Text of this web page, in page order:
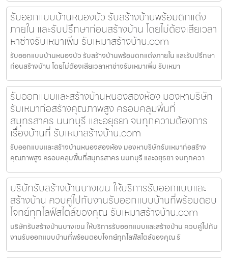
รับออกแบบบ้านหนองบัว รับสร้างบ้านพร้อมตกแต่ง
ภายใน และรับปรึกษาก่อนสร้างบ้าน โดยไม่ต้องเสียเวลา
หาช่างรับเหมาเพิ่ม รับเหมาสร้างบ้าน.com
รับออกแบบบ้านหนองบัว รับสร้างบ้านพร้อมตกแต่งภายใน และรับปรึกษา
ก่อนสร้างบ้าน โดยไม่ต้องเสียเวลาหาช่างรับเหมาเพิ่ม รับเหมา
รับออกแบบและสร้างบ้านหนองสองห้อง มองหาบริษัท
รับเหมาก่อสร้างคุณภาพสูง ครอบคลุมพื้นที่
สมุทรสาคร นนทบุรี และอยุธยา จบทุกความต้องการ
เรื่องบ้านที่ รับเหมาสร้างบ้าน.com
รับออกแบบและสร้างบ้านหนองสองห้อง มองหาบริษัทรับเหมาก่อสร้าง
คุณภาพสูง ครอบคลุมพื้นที่สมุทรสาคร นนทบุรี และอยุธยา จบทุกควา
บริษัทรับสร้างบ้านบางเขน ให้บริการรับออกแบบและ
สร้างบ้าน ควบคู่ไปกับงานรับออกแบบบ้านที่พร้อมตอบ
โจทย์ทุกไลฟ์สไตล์ของคุณ รับเหมาสร้างบ้าน.com
บริษัทรับสร้างบ้านบางเขน ให้บริการรับออกแบบและสร้างบ้าน ควบคู่ไปกับ
งานรับออกแบบบ้านที่พร้อมตอบโจทย์ทุกไลฟ์สไตล์ของคุณ รั